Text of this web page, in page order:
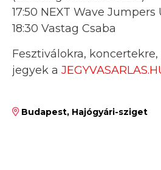
17:50 NEXT Wave
18:30 Vastag Csaba
Fesztiválokra,
jegyek a
Budapest, Hajógyári-sziget